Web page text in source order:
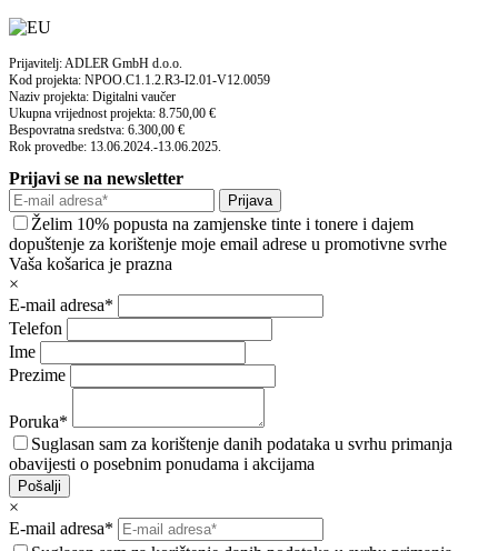
Prijavitelj: ADLER GmbH d.o.o.
Kod projekta: NPOO.C1.1.2.R3-I2.01-V12.0059
Naziv projekta: Digitalni vaučer
Ukupna vrijednost projekta: 8.750,00 €
Bespovratna sredstva: 6.300,00 €
Rok provedbe: 13.06.2024.-13.06.2025.
Prijavi se na newsletter
Prijava
Želim 10% popusta na zamjenske tinte i tonere i dajem
dopuštenje za korištenje moje email adrese u promotivne svrhe
Vaša košarica je prazna
×
E-mail adresa*
Telefon
Ime
Prezime
Poruka*
Suglasan sam za korištenje danih podataka u svrhu primanja
obavijesti o posebnim ponudama i akcijama
Pošalji
×
E-mail adresa*